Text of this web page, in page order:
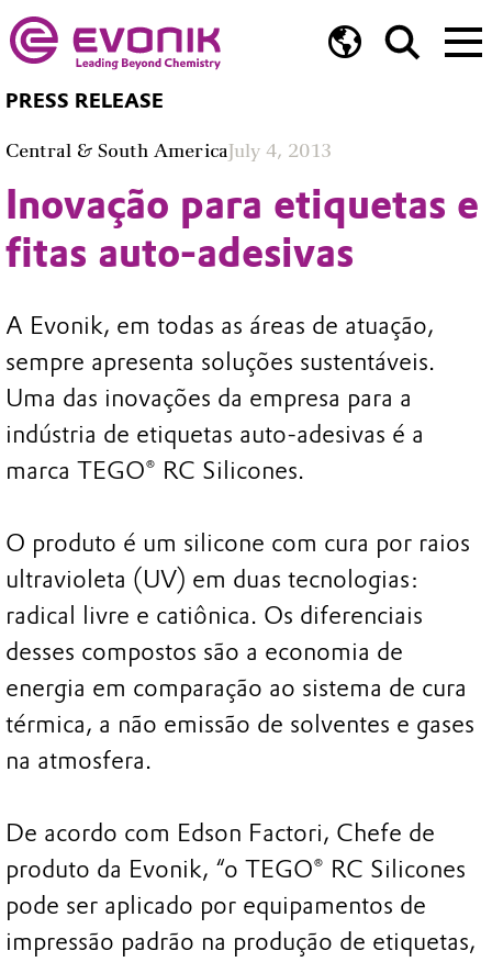
PRESS RELEASE
Central & South AmericaJuly 4, 2013
Inovação para etiquetas e
fitas auto-adesivas
A Evonik, em todas as áreas de atuação,
sempre apresenta soluções sustentáveis.
Uma das inovações da empresa para a
indústria de etiquetas auto-adesivas é a
marca TEGO® RC Silicones.
O produto é um silicone com cura por raios
ultravioleta (UV) em duas tecnologias:
radical livre e catiônica. Os diferenciais
desses compostos são a economia de
energia em comparação ao sistema de cura
térmica, a não emissão de solventes e gases
na atmosfera.
De acordo com Edson Factori, Chefe de
produto da Evonik, “o TEGO® RC Silicones
pode ser aplicado por equipamentos de
impressão padrão na produção de etiquetas,